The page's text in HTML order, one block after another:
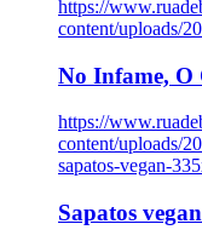
https://
content/uploads/
No Infame, O
https://
content/uploads/
sapatos-vegan-
Sapatos